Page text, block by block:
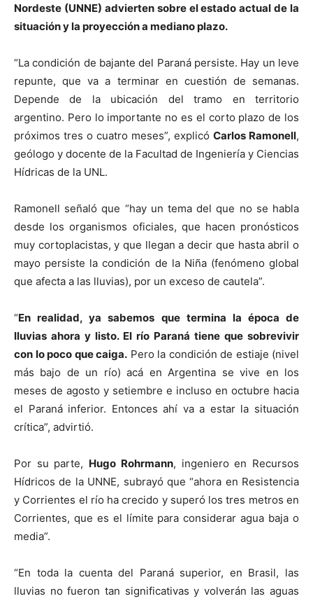
Nordeste (UNNE) advierten sobre el estado actual de la
situación y la proyección a mediano plazo.
“La condición de bajante del Paraná persiste. Hay un leve
repunte, que va a terminar en cuestión de semanas.
Depende de la ubicación del tramo en territorio
argentino. Pero lo importante no es el corto plazo de los
próximos tres o cuatro meses”, explicó Carlos Ramonell,
geólogo y docente de la Facultad de Ingeniería y Ciencias
Hídricas de la UNL.
Ramonell señaló que “hay un tema del que no se habla
desde los organismos oficiales, que hacen pronósticos
muy cortoplacistas, y que llegan a decir que hasta abril o
mayo persiste la condición de la Niña (fenómeno global
que afecta a las lluvias), por un exceso de cautela”.
“En realidad, ya sabemos que termina la época de
lluvias ahora y listo. El río Paraná tiene que sobrevivir
con lo poco que caiga. Pero la condición de estiaje (nivel
más bajo de un río) acá en Argentina se vive en los
meses de agosto y setiembre e incluso en octubre hacia
el Paraná inferior. Entonces ahí va a estar la situación
crítica”, advirtió.
Por su parte, Hugo Rohrmann, ingeniero en Recursos
Hídricos de la UNNE, subrayó que “ahora en Resistencia
y Corrientes el río ha crecido y superó los tres metros en
Corrientes, que es el límite para considerar agua baja o
media”.
“En toda la cuenta del Paraná superior, en Brasil, las
lluvias no fueron tan significativas y volverán las aguas